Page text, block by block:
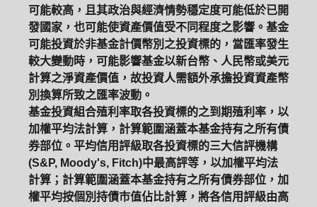
可能較高，且其政治與經濟情勢穩定度可能低於已開
發國家，也可能使資產價值受不同程度之影響。基金
可能投資於非基金計價幣別之投資標的，當匯率發生
較大變動時，可能影響基金以新台幣、人民幣或美元
計算之淨資產價值，故投資人需額外承擔投資資產幣
別換算所致之匯率波動。
基金投資組合殖利率取各投資標的之到期殖利率，以
加權平均法計算，計算範圍涵蓋本基金持有之所有債
券部位。平均信用評級取各投資標的三大信評機構
(S&P, Moody's, Fitch)中最高評等，以加權平均法
計算；計算範圍涵蓋本基金持有之所有債券部位，加
權平均按個別持債市值佔比計算，將各信用評級由高